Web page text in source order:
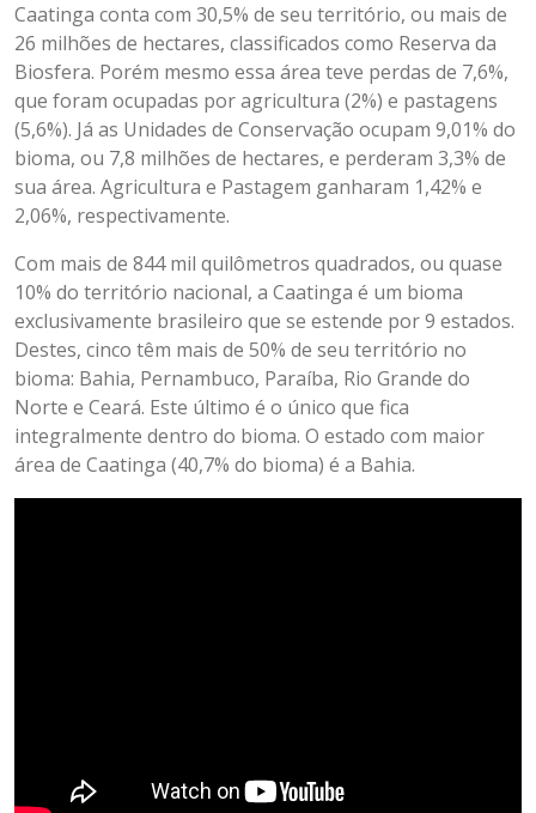
Caatinga conta com 30,5% de seu território, ou mais de
26 milhões de hectares, classificados como Reserva da
Biosfera. Porém mesmo essa área teve perdas de 7,6%,
que foram ocupadas por agricultura (2%) e pastagens
(5,6%). Já as Unidades de Conservação ocupam 9,01% do
bioma, ou 7,8 milhões de hectares, e perderam 3,3% de
sua área. Agricultura e Pastagem ganharam 1,42% e
2,06%, respectivamente.
Com mais de 844 mil quilômetros quadrados, ou quase
10% do território nacional, a Caatinga é um bioma
exclusivamente brasileiro que se estende por 9 estados.
Destes, cinco têm mais de 50% de seu território no
bioma: Bahia, Pernambuco, Paraíba, Rio Grande do
Norte e Ceará. Este último é o único que fica
integralmente dentro do bioma. O estado com maior
área de Caatinga (40,7% do bioma) é a Bahia.